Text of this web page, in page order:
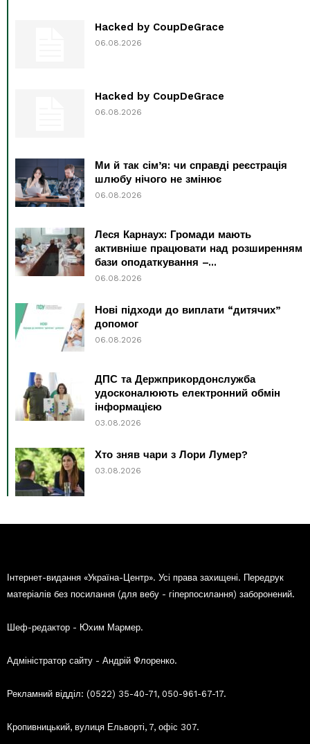
Hacked by CoupDeGrace
06.08.2026
Hacked by CoupDeGrace
06.08.2026
Ми й так сім’я: чи справді реєстрація
шлюбу нічого не змінює
06.08.2026
Леся Карнаух: Громади мають
активніше працювати над розширенням
бази оподаткування –...
06.08.2026
Нові підходи до виплати “дитячих”
допомог
06.08.2026
ДПС та Держприкордонслужба
удосконалюють електронний обмін
інформацією
03.08.2026
Хто зняв чари з Лори Лумер?
03.08.2026
Інтернет-видання «Україна-Центр». Усі права захищені. Передрук
матеріалів без посилання (для вебу - гіперпосилання) заборонений.
Шеф-редактор - Юхим Мармер.
Адміністратор сайту - Андрій Флоренко.
Рекламний відділ: (0522) 35-40-71, 050-961-67-17.
Кропивницький, вулиця Ельворті, 7, офіс 307.